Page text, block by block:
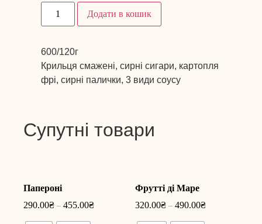
Додати в кошик
600/120г
Крильця смажені, сирні сигари, картопля
фрі, сирні палички, 3 види соусу
Супутні товари
Папероні
290.00₴ – 455.00₴
Фрутті ді Маре
320.00₴ –490.00₴